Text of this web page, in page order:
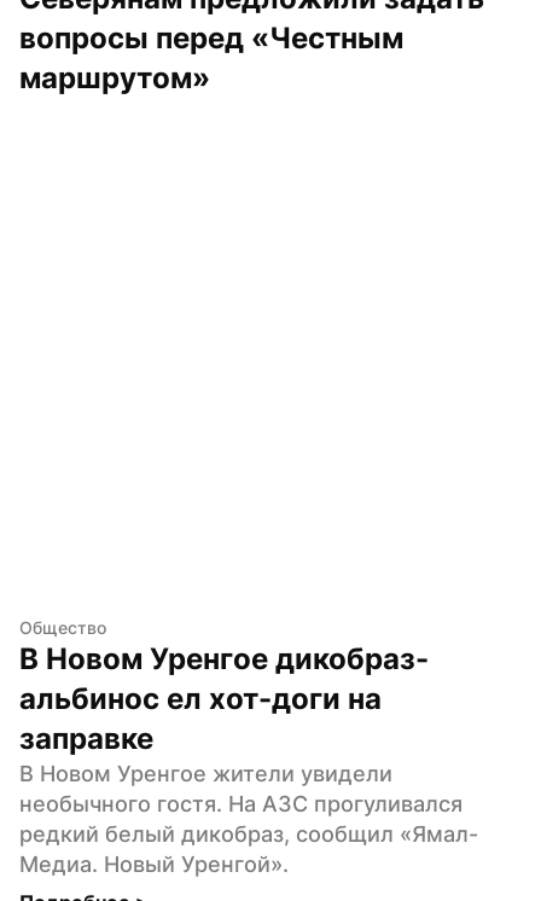
вопросы перед «Честным
маршрутом»
Общество
В Новом Уренгое дикобраз-
альбинос ел хот-доги на
заправке
В Новом Уренгое жители увидели
необычного гостя. На АЗС прогуливался
редкий белый дикобраз, сообщил «Ямал-
Медиа. Новый Уренгой».